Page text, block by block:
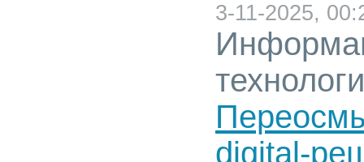
3-11-2025,
digital-